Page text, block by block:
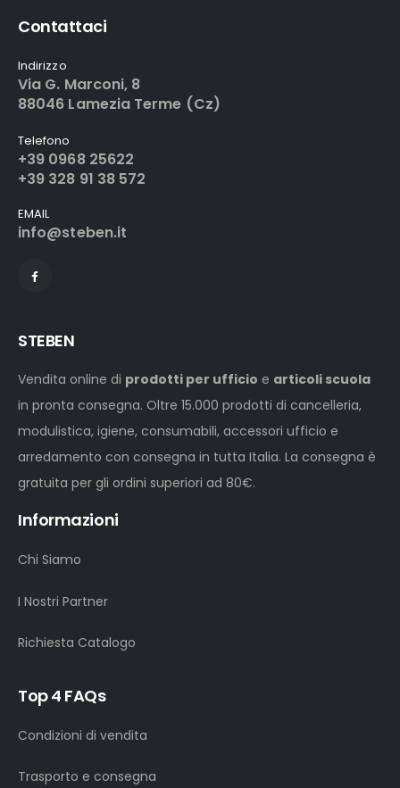
Contattaci
Indirizzo
Via G. Marconi, 8
88046 Lamezia Terme (Cz)
Telefono
+39 0968 25622
+39 328 91 38 572
EMAIL
info@steben.it
STEBEN
Vendita online di prodotti per ufficio e articoli scuola
in pronta consegna. Oltre 15.000 prodotti di cancelleria,
modulistica, igiene, consumabili, accessori ufficio e
arredamento con consegna in tutta Italia. La consegna è
gratuita per gli ordini superiori ad 80€.
Informazioni
Chi Siamo
I Nostri Partner
Richiesta Catalogo
Top 4 FAQs
Condizioni di vendita
Trasporto e consegna